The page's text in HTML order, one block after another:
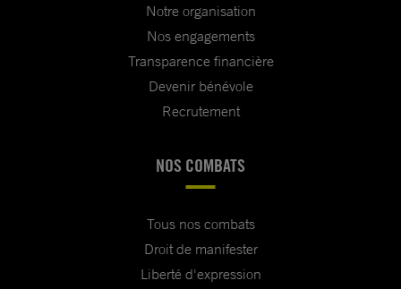
Notre organisation
Nos engagements
Transparence financière
Devenir bénévole
Recrutement
NOS COMBATS
Tous nos combats
Droit de manifester
Liberté d'expression